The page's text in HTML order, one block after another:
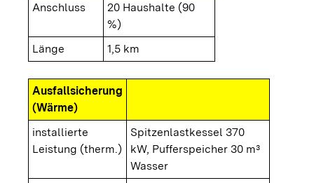
Anschluss
20 Haushalte (90
%)
Länge
1,5 km
Ausfallsicherung
(Wärme)
installierte
Leistung (therm.)
Spitzenlastkessel 370
kW, Pufferspeicher 30 m³
Wasser